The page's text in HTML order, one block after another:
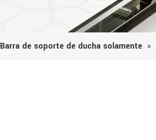
Barra de soporte de ducha solamente »